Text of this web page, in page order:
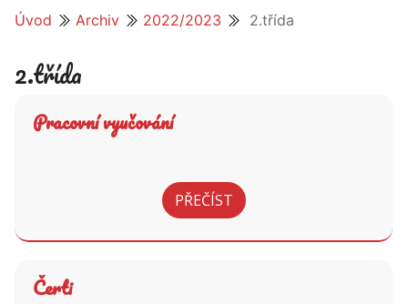
Úvod Archiv 2022/2023 2.třída
2.třída
Pracovní vyučování
PŘEČÍST
Čerti